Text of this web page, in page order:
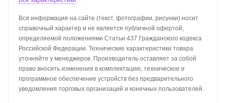
Вся информация на сайте (текст, фотографии, рисунки) носит
справочный характер и не является публичной офертой,
определяемой положениями Статьи 437 Гражданского кодекса
Российской Федерации. Технические характеристики товара
уточняйте у менеджеров. Производитель оставляет за собой
право вносить изменения в комплектацию, техническое и
программное обеспечение устройств без предварительного
уведомления торговых организаций и конечных пользователей.